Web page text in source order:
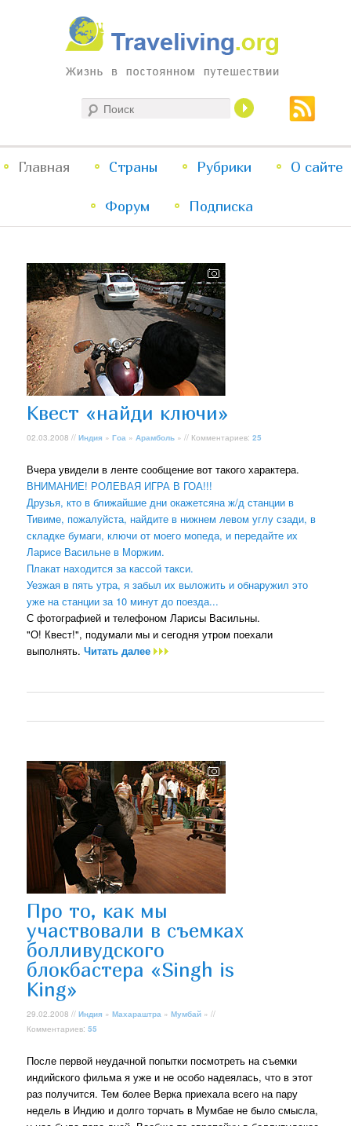
Traveliving
Жизнь в постоянном путешествии
меню
Перейти
к
содержимому
Перейти
к
содержимому
Главная Страны Рубрики О сайте
Форум Подписка
Квест «найди ключи»
02.03.2008 //Индия »Гоа »Арамболь » // Комментариев:25
Вчера увидели в ленте сообщение вот такого характера.
ВНИМАНИЕ! РОЛЕВАЯ ИГРА В ГОА!!!
Друзья, кто в ближайшие дни окажетсяна ж/д станции в
Тивиме, пожалуйста, найдите в нижнем левом углу сзади, в
складке бумаги, ключи от моего мопеда, и передайте их
Ларисе Васильне в Моржим.
Плакат находится за кассой такси.
Уезжая в пять утра, я забыл их выложить и обнаружил это
уже на станции за 10 минут до поезда...
С фотографией и телефоном Ларисы Васильны.
"О! Квест!", подумали мы и сегодня утром поехали
выполнять.Читать далее
Про то, как мы
участвовали в съемках
болливудского
блокбастера «Singh is
King»
29.02.2008 //Индия »Махараштра »Мумбай » //
Комментариев:55
После первой неудачной попытки посмотреть на съемки
индийского фильма я уже и не особо надеялась, что в этот
раз получится. Тем более Верка приехала всего на пару
недель в Индию и долго торчать в Мумбае не было смысла,